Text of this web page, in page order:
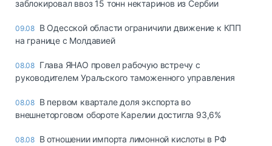
заблокировал ввоз 15 тонн нектаринов из Сербии
09.08 В Одесской области ограничили движение к КПП
на границе с Молдавией
08.08 Глава ЯНАО провел рабочую встречу с
руководителем Уральского таможенного управления
08.08 В первом квартале доля экспорта во
внешнеторговом обороте Карелии достигла 93,6%
08.08 В отношении импорта лимонной кислоты в РФ